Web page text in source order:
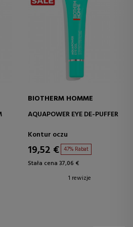
BIOTHERM HOMME
AQUAPOWER EYE DE-PUFFER
Kontur oczu
19,52 € 47% Rabat
Stała cena 37,06 €
1 rewizje